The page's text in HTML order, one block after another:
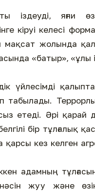
іздеуді, яғни
кіруі келесі
мақсат жолында
«батыр», «ұлы
үйлесімді
табылады.
етеді. Әрі қарай
бір
кез келген
адамның
жуу және